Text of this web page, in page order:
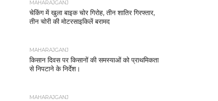
MAHARAJGANJ
चेकिंग में खुला बाइक चोर गिरोह, तीन शातिर गिरफ्तार,
तीन चोरी की मोटरसाइकिलें बरामद
MAHARAJGANJ
किसान दिवस पर किसानों की समस्याओं को प्राथमिकता
से निपटाने के निर्देश।
MAHARAJGANJ